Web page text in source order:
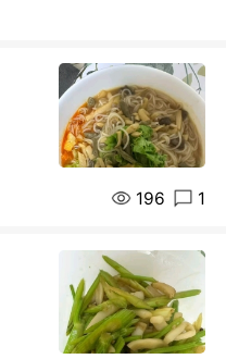
196 1